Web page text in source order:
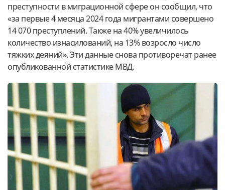
преступности в миграционной сфере он сообщил, что
«за первые 4 месяца 2024 года мигрантами совершено
14 070 преступлений. Также на 40% увеличилось
количество изнасилований, на 13% возросло число
тяжких деяний». Эти данные снова противоречат ранее
опубликованной статистике МВД.